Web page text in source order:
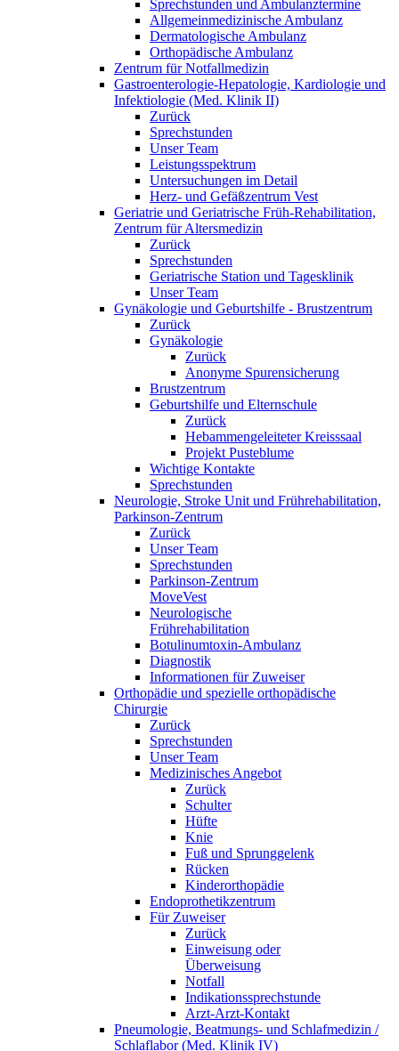
Sprechstunden und Ambulanztermine
Allgemeinmedizinische Ambulanz
Dermatologische Ambulanz
Orthopädische Ambulanz
Zentrum für Notfallmedizin
Gastroenterologie-Hepatologie, Kardiologie und
Infektiologie (Med. Klinik II)
Zurück
Sprechstunden
Unser Team
Leistungsspektrum
Untersuchungen im Detail
Herz- und Gefäßzentrum Vest
Geriatrie und Geriatrische Früh-Rehabilitation,
Zentrum für Altersmedizin
Zurück
Sprechstunden
Geriatrische Station und Tagesklinik
Unser Team
Gynäkologie und Geburtshilfe - Brustzentrum
Zurück
Gynäkologie
Zurück
Anonyme Spurensicherung
Brustzentrum
Geburtshilfe und Elternschule
Zurück
Hebammengeleiteter Kreisssaal
Projekt Pusteblume
Wichtige Kontakte
Sprechstunden
Neurologie, Stroke Unit und Frührehabilitation,
Parkinson-Zentrum
Zurück
Unser Team
Sprechstunden
Parkinson-Zentrum
MoveVest
Neurologische
Frührehabilitation
Botulinumtoxin-Ambulanz
Diagnostik
Informationen für Zuweiser
Orthopädie und spezielle orthopädische
Chirurgie
Zurück
Sprechstunden
Unser Team
Medizinisches Angebot
Zurück
Schulter
Hüfte
Knie
Fuß und Sprunggelenk
Rücken
Kinderorthopädie
Endoprothetikzentrum
Für Zuweiser
Zurück
Einweisung oder
Überweisung
Notfall
Indikationssprechstunde
Arzt-Arzt-Kontakt
Pneumologie, Beatmungs- und Schlafmedizin /
Schlaflabor (Med. Klinik IV)